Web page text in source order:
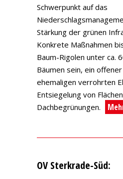
Schwerpunkt auf das
Stärkung der grünen
Konkrete Maßnahmen
Baum-Rigolen unter ca.
Bäumen sein, ein
ehemaligen verrohrten
Entsiegelung von
Dachbegrünungen.
OV Sterkrade-Süd: